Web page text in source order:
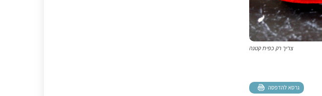
צריך רק כפית קטנה